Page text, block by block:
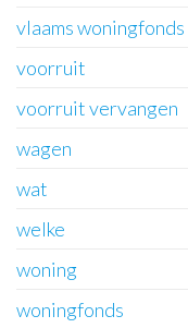
vlaams woningfonds
voorruit
voorruit vervangen
wagen
wat
welke
woning
woningfonds